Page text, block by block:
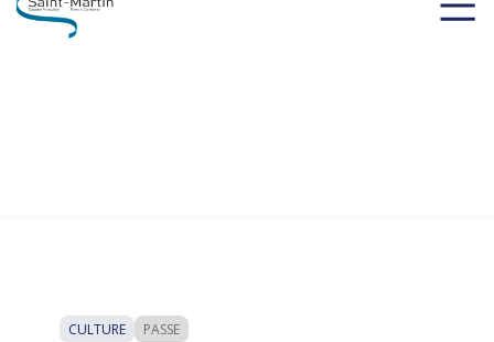
CULTURE PASSE